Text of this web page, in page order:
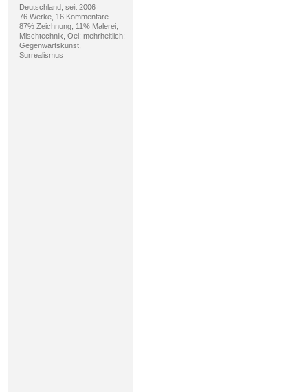
Deutschland, seit 2006
76 Werke, 16 Kommentare
87% Zeichnung, 11% Malerei;
Mischtechnik, Oel; mehrheitlich:
Gegenwartskunst,
Surrealismus